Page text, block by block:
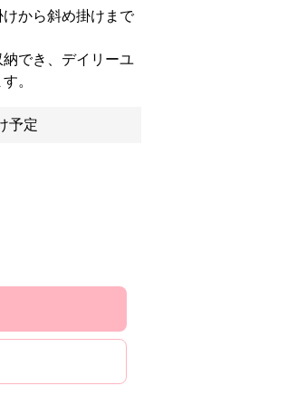
から斜め掛けまで
でき、デイリーユ
。
予定